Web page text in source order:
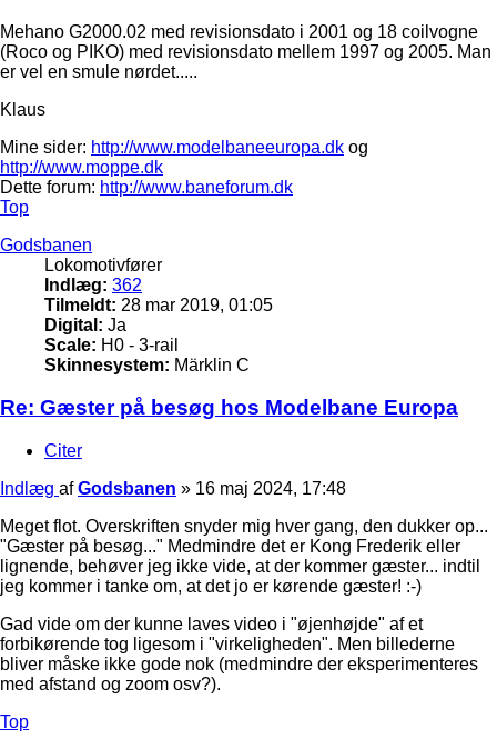
Mehano G2000.02 med revisionsdato i 2001 og 18 coilvogne
(Roco og PIKO) med revisionsdato mellem 1997 og 2005. Man
er vel en smule nørdet.....
Klaus
Mine sider: http://www.modelbaneeuropa.dk og
http://www.moppe.dk
Dette forum: http://www.baneforum.dk
Top
Godsbanen
Lokomotivfører
Indlæg: 362
Tilmeldt: 28 mar 2019, 01:05
Digital: Ja
Scale: H0 - 3-rail
Skinnesystem: Märklin C
Re: Gæster på besøg hos Modelbane Europa
Citer
Indlæg afGodsbanen » 16 maj 2024, 17:48
Meget flot. Overskriften snyder mig hver gang, den dukker op...
"Gæster på besøg..." Medmindre det er Kong Frederik eller
lignende, behøver jeg ikke vide, at der kommer gæster... indtil
jeg kommer i tanke om, at det jo er kørende gæster! :-)
Gad vide om der kunne laves video i "øjenhøjde" af et
forbikørende tog ligesom i "virkeligheden". Men billederne
bliver måske ikke gode nok (medmindre der eksperimenteres
med afstand og zoom osv?).
Top